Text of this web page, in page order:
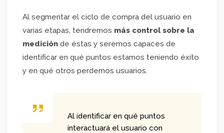
Al segmentar el ciclo de compra del usuario en
varias etapas, tendremos más control sobre la
medición de éstas y seremos capaces de
identificar en qué puntos estamos teniendo éxito
y en qué otros perdemos usuarios.
Al identificar en qué puntos
interactuará el usuario con